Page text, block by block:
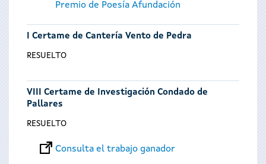
Premio de Poesía Afundación
I Certame de Cantería Vento de Pedra
RESUELTO
VIII Certame de Investigación Condado de
Pallares
RESUELTO
Consulta el trabajo ganador